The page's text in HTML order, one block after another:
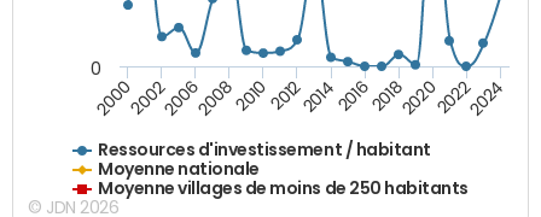
Ressources d'investissement / habitant
Moyenne nationale
Moyenne villages de moins de 250 habitants
200020022006200820102012201420162018202020222024
0
© JDN 2026